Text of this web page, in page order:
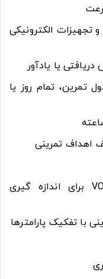
تجهیزات الکترونیکی
یا یادآور
تمرین، تمام روز یا
اهداف تمرینی
دارای تست فیتنس و VO2max برای اندازه گیری
با تفکیک پارامترها